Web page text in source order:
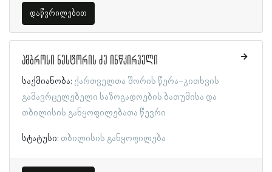
დაწვრილებით
ამბროსი ნესტორის ძე ინწკირველი
საქმიანობა: ქართველთა შორის წერა-კითხვის
გამავრცელებელი საზოგადოების ბათუმისა და
თბილისის განყოფილებათა წევრი
სტატუსი: თბილისის განყოფილება